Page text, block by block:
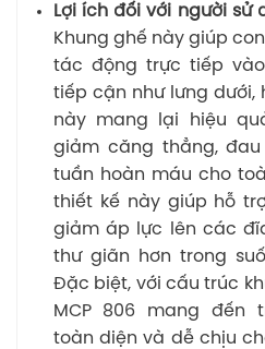
Lợi ích đối với người sử
Khung ghế này giúp
tác động trực tiếp
tiếp cận như lưng dưới,
này mang lại hiệu
giảm căng thẳng,
tuần hoàn máu cho
thiết kế này giúp hỗ
giảm áp lực lên các
thư giãn hơn trong
Đặc biệt, với cấu trúc
MCP 806 mang đến
toàn diện và dễ chịu